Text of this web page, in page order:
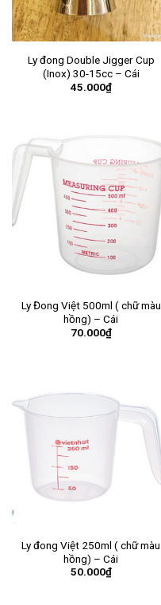
Ly đong Double Jigger Cup
(Inox) 30-15cc – Cái
45.000₫
Ly Đong Việt 500ml ( chữ màu
hồng) – Cái
70.000₫
Ly đong Việt 250ml ( chữ màu
hồng) – Cái
50.000₫